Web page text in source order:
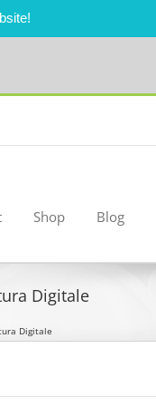
Shop Blog
Digitale
Digitale